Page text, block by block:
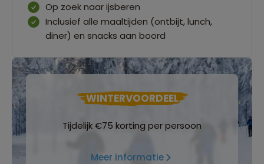
Op zoek naar ijsberen
Inclusief alle maaltijden (ontbijt, lunch,
diner) en snacks aan boord
WINTERVOORDEEL
Tijdelijk €75 korting per persoon
Meer informatie